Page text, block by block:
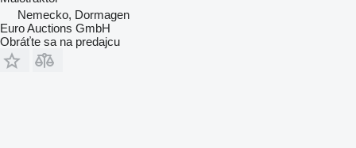
Nemecko, Dormagen
Euro Auctions GmbH
Obráťte sa na predajcu